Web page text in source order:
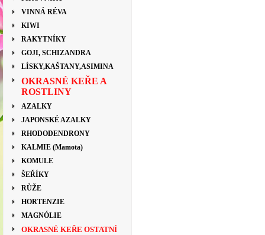
VINNÁ RÉVA
KIWI
RAKYTNÍKY
GOJI, SCHIZANDRA
LÍSKY,KAŠTANY,ASIMINA
OKRASNÉ KEŘE A
ROSTLINY
AZALKY
JAPONSKÉ AZALKY
RHODODENDRONY
KALMIE (Mamota)
KOMULE
ŠEŘÍKY
RŮŽE
HORTENZIE
MAGNÓLIE
OKRASNÉ KEŘE OSTATNÍ